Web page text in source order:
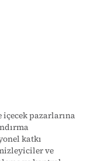
pazarlarına
katkı
ve